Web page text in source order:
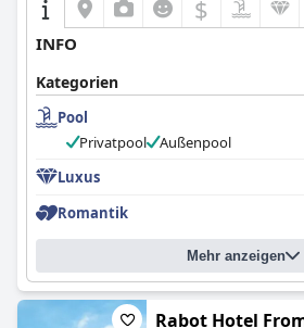
$
INFO
Kategorien
Pool
Privatpool
Außenpool
Luxus
Romantik
Mehr anzeigen
Rabot Hotel